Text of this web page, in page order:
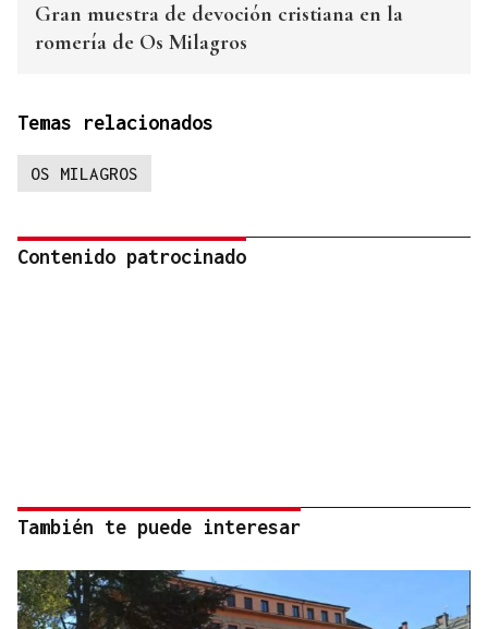
Gran muestra de devoción cristiana en la
romería de Os Milagros
Temas relacionados
OS MILAGROS
Contenido patrocinado
También te puede interesar